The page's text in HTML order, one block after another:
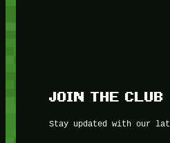
JOIN THE CLUB
Stay updated with our